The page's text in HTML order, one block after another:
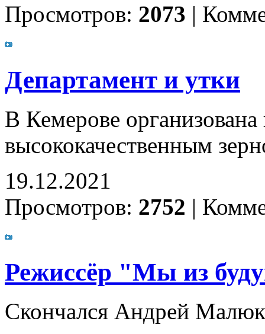
Просмотров: 2073 |
Департамент и утки
В Кемерове
высококачественным
19.12.2021
Просмотров: 2752 |
Режиссёр "Мы из
Скончался Андрей